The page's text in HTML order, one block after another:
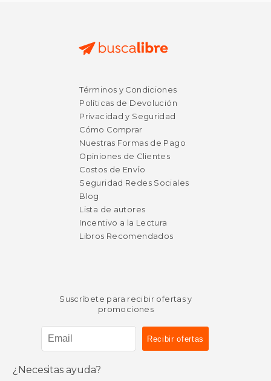
Términos y Condiciones
Políticas de Devolución
Privacidad y Seguridad
Cómo Comprar
Nuestras Formas de Pago
Opiniones de Clientes
Costos de Envío
Seguridad Redes Sociales
Blog
Lista de autores
Incentivo a la Lectura
Libros Recomendados
Suscríbete para recibir ofertas y
promociones
¿Necesitas ayuda?